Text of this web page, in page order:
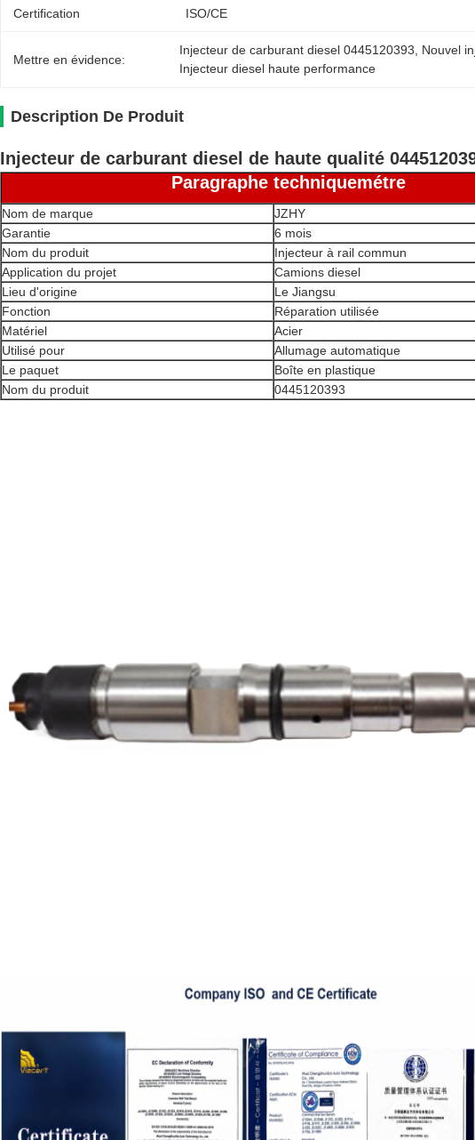
Certification ISO/CE
Mettre en évidence:
Injecteur de carburant diesel 0445120393 Nouvel
Injecteur diesel haute performance
Description De Produit
Injecteur de carburant diesel de haute qualité
Paragraphe techniquemétre
Nom de marque
JZHY
Garantie
6 mois
Nom du produit
Injecteur à rail commun
Application du projet
Camions diesel
Lieu d'origine
Le Jiangsu
Fonction
Réparation utilisée
Matériel
Acier
Utilisé pour
Allumage automatique
Le paquet
Boîte en plastique
Nom du produit
0445120393